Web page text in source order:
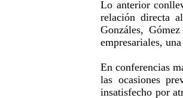
Lo anterior
relación directa
Gonzáles,
empresariales,
En conferencias
las ocasiones
insatisfecho por